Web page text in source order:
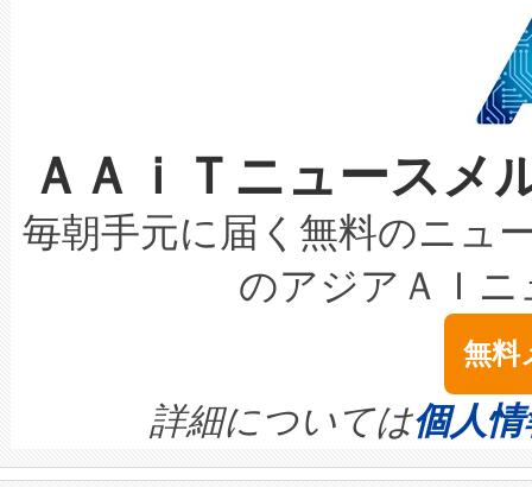
加組織は、Enzeneのバイオ
選定された製品について、自
取得できる可能性もあります
設には、3億～4億ドルかか
最高経営責任者（CEO）であ
す。「当社のfully-connected
ームを利用すれば、6,000万
きます。この効率性は、フェ
事業者の負担軽減という課題
系統連系を迅速にし、ピーク
限を超えて利用可能な電力容
持できるよう貢献します。こ
ービスレベル契約（SLA）違
テリー性能の劣化によるダウ
念は、現在データセンターが
ます。 Voltaiq provides a
quality and reliability for AI
BESS stack to ensure battery
狭視野のFOVを切り替えるこ
ケーブル、枝などの細かな対
なレーザースポットにより、
な環境下でも豊かなディテー
キロメートル範囲を検出
LiDAR for Inspections,
は1535 nmレーザーを搭載。
イズの小径化を実現すること
す。ノーマルモードでは、
ートル先まで検出でき、これ
ＡＡｉＴニュース
毎朝手元に届く無料のニュ
のアジアＡＩ
無料
詳細については個人